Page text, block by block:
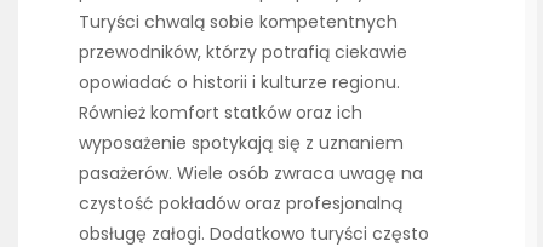
Turyści chwalą sobie kompetentnych
przewodników, którzy potrafią ciekawie
opowiadać o historii i kulturze regionu.
Również komfort statków oraz ich
wyposażenie spotykają się z uznaniem
pasażerów. Wiele osób zwraca uwagę na
czystość pokładów oraz profesjonalną
obsługę załogi. Dodatkowo turyści często